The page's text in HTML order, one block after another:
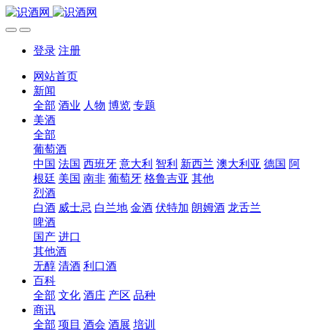
登录 注册
网站首页
新闻
全部 酒业 人物 博览 专题
美酒
全部
葡萄酒
中国 法国 西班牙 意大利 智利 新西兰 澳大利亚 德国 阿
根廷 美国 南非 葡萄牙 格鲁吉亚 其他
烈酒
白酒 威士忌 白兰地 金酒 伏特加 朗姆酒 龙舌兰
啤酒
国产 进口
其他酒
无醇 清酒 利口酒
百科
全部 文化 酒庄 产区 品种
商讯
全部 项目 酒会 酒展 培训